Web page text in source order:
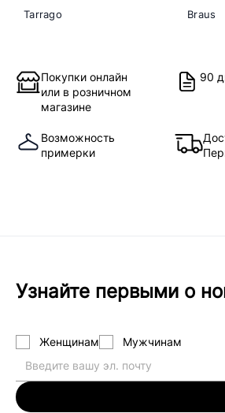
Tarrago
Braus
Покупки онлайн
или в розничном
магазине
90
Возможность
примерки
Узнайте первыми о
Женщинам Мужчинам